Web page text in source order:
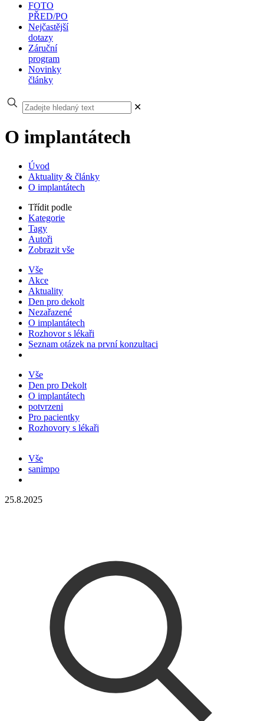
FOTO
PŘED/PO
Nejčastější
dotazy
Záruční
program
Novinky
články
✕
O implantátech
Úvod
Aktuality & články
O implantátech
Třídit podle
Kategorie
Tagy
Autoři
Zobrazit vše
Vše
Akce
Aktuality
Den pro dekolt
Nezařazené
O implantátech
Rozhovor s lékaři
Seznam otázek na první konzultaci
Vše
Den pro Dekolt
O implantátech
potvrzeni
Pro pacientky
Rozhovory s lékaři
Vše
sanimpo
25.8.2025